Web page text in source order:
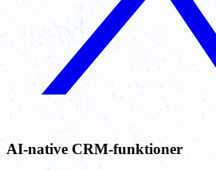
AI-native CRM-funktioner